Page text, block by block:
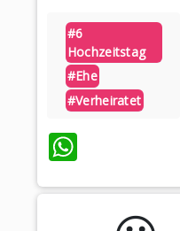
#6
Hochzeitstag
#ehe
#verheiratet